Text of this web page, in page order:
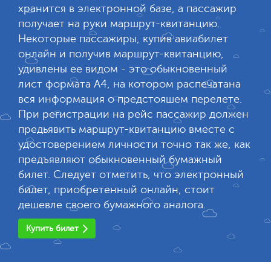
хранится в электронной базе, а пассажир
получает на руки маршрут-квитанцию.
Некоторые пассажиры, купив авиабилет
онлайн и получив маршрут-квитанцию,
удивлены ее видом - это обыкновенный
лист формата А4, на котором распечатана
вся информация о предстояшем перелете.
При регистрации на рейс пассажир должен
предьявить маршрут-квитанцию вместе с
удостоверением личности точно так же, как
предъявляют обыкновенный бумажный
билет. Следует отметить, что электронный
билет, приобретенный онлайн, стоит
дешевле своего бумажного аналога.
Купить билет